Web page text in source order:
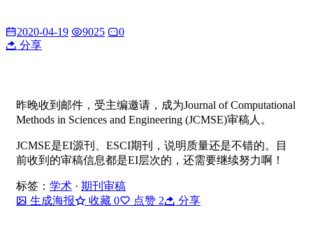
2020-04-19 9025
0
分享
昨晚收到邮件，受主编邀请，成为Journal of Computational
Methods in Sciences and Engineering (JCMSE)审稿人。
JCMSE是EI源刊、ESCI期刊，说明质量还是不错的。目
前收到的审稿信息都是EI层次的，还需要继续努力啊！
标签： 学术 · 期刊审稿
生成海报
收藏 0 点赞 2 分享